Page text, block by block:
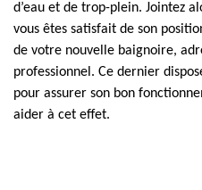
d’eau et de trop-plein. Jointez
vous êtes satisfait de son
de votre nouvelle baignoire,
professionnel. Ce dernier
pour assurer son bon
aider à cet effet.